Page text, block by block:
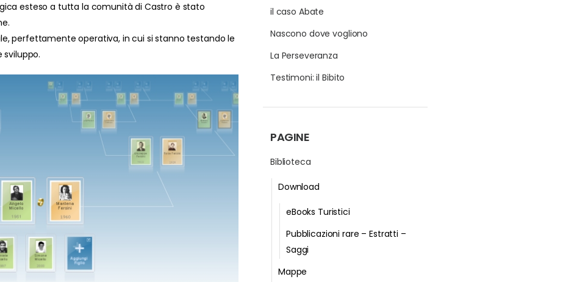
il caso Abate
Nascono dove vogliono
La Perseveranza
Testimoni: il Bibito
PAGINE
Biblioteca
Download
eBooks Turistici
Pubblicazioni rare – Estratti –
Saggi
Mappe
esteso a tutta la comunità di Castro è stato
perfettamente operativa, in cui si stanno testando le
sviluppo.